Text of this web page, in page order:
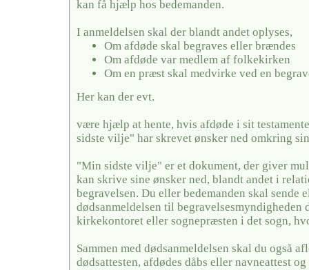
kan få hjælp hos bedemanden.
I anmeldelsen skal der blandt andet oplyses,
Om afdøde skal begraves eller brændes
Om afdøde var medlem af folkekirken
Om en præst skal medvirke ved en
Her kan der evt.
være hjælp at hente, hvis afdøde i sit
sidste vilje" har skrevet ønsker ned omkring
"Min sidste vilje" er et dokument, der giver
kan skrive sine ønsker ned, blandt andet i
begravelsen. Du eller bedemanden skal sende
dødsanmeldelsen til begravelsesmyndigheden
kirkekontoret eller sognepræsten i det sogn,
Sammen med dødsanmeldelsen skal du også
dødsattesten, afdødes dåbs eller navneattest og